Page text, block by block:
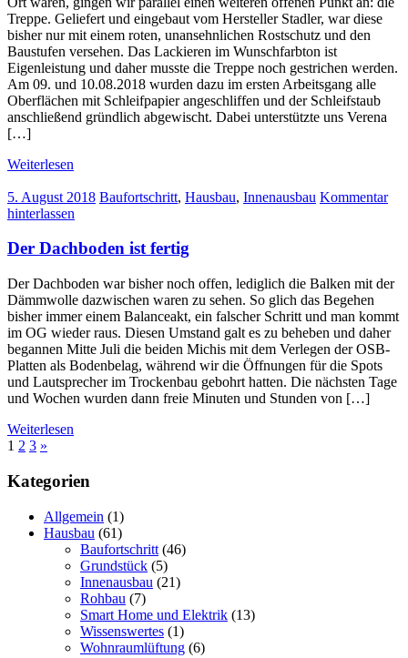
Treppe. Geliefert und eingebaut vom Hersteller Stadler, war diese
bisher nur mit einem roten, unansehnlichen Rostschutz und den
Baustufen versehen. Das Lackieren im Wunschfarbton ist
Eigenleistung und daher musste die Treppe noch gestrichen werden.
Am 09. und 10.08.2018 wurden dazu im ersten Arbeitsgang alle
Oberflächen mit Schleifpapier angeschliffen und der Schleifstaub
anschließend gründlich abgewischt. Dabei unterstützte uns Verena
[…]
Weiterlesen
5. August 2018 Baufortschritt, Hausbau, Innenausbau Kommentar
hinterlassen
Der Dachboden ist fertig
Der Dachboden war bisher noch offen, lediglich die Balken mit der
Dämmwolle dazwischen waren zu sehen. So glich das Begehen
bisher immer einem Balanceakt, ein falscher Schritt und man kommt
im OG wieder raus. Diesen Umstand galt es zu beheben und daher
begannen Mitte Juli die beiden Michis mit dem Verlegen der OSB-
Platten als Bodenbelag, während wir die Öffnungen für die Spots
und Lautsprecher im Trockenbau gebohrt hatten. Die nächsten Tage
und Wochen wurden dann freie Minuten und Stunden von […]
Weiterlesen
1 2 3 »
Kategorien
Allgemein (1)
Hausbau (61)
Baufortschritt (46)
Grundstück (5)
Innenausbau (21)
Rohbau (7)
Smart Home und Elektrik (13)
Wissenswertes (1)
Wohnraumlüftung (6)